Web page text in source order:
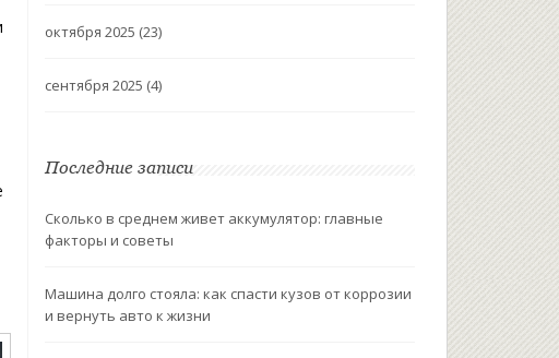
октября 2025 (23)
сентября 2025 (4)
Последние записи
Сколько в среднем живет аккумулятор: главные
факторы и советы
Машина долго стояла: как спасти кузов от коррозии
и вернуть авто к жизни